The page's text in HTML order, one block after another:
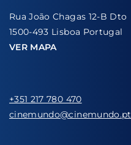
Rua João Chagas 12-B Dto
1500-493 Lisboa Portugal
VER MAPA
+351 217 780 470
cinemundo@cinemundo.pt